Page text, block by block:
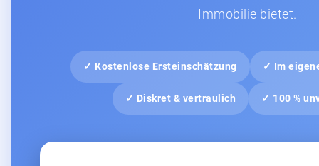
Immobilie bietet.
✓ Kostenlose Ersteinschätzung ✓ Im
✓ Diskret & vertraulich ✓ 100 %